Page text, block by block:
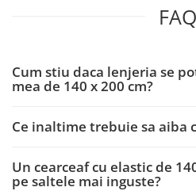
FAQ
Cum stiu daca lenjeria se
mea de 140 x 200 cm?
Ce inaltime trebuie sa aiba
Un cearceaf cu elastic de
pe saltele mai inguste?